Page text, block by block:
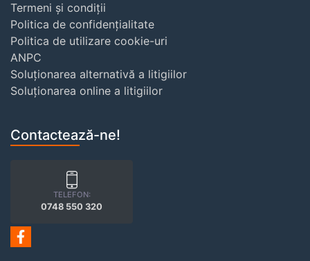
Termeni și condiții
Politica de confidențialitate
Politica de utilizare cookie-uri
ANPC
Soluționarea alternativă a litigiilor
Soluționarea online a litigiilor
Contactează-ne!
TELEFON:
0748 550 320